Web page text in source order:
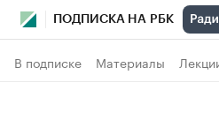
ПОДПИСКА НА РБК
В подписке Материалы